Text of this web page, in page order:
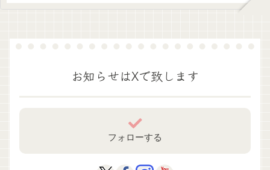
お知らせはXで致します
フォローする